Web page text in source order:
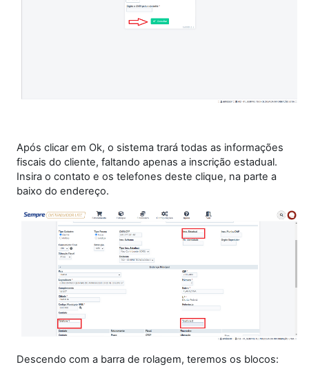
Após clicar em Ok, o sistema trará todas as informações
fiscais do cliente, faltando apenas a inscrição estadual.
Insira o contato e os telefones deste clique, na parte a
baixo do endereço.
Descendo com a barra de rolagem, teremos os blocos: